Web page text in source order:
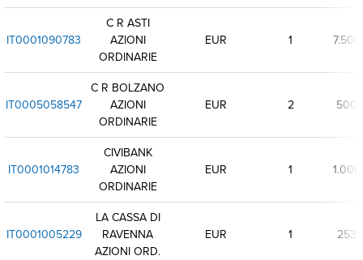
IT0001090783
C R ASTI
AZIONI
ORDINARIE
EUR 1 7.500
IT0005058547
C R BOLZANO
AZIONI
ORDINARIE
EUR 2 500
IT0001014783
CIVIBANK
AZIONI
ORDINARIE
EUR 1 1.000
IT0001005229
LA CASSA DI
RAVENNA
AZIONI ORD.
EUR 1 253